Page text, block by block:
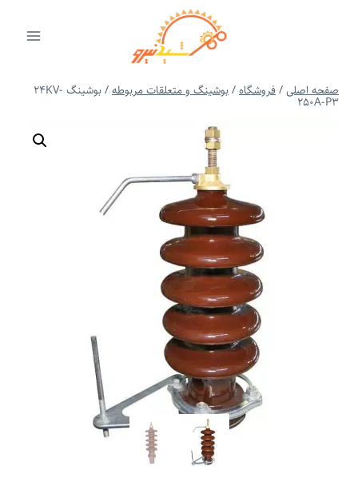
صفحه اصلی/فروشگاه/بوشینگ و متعلقات مربوطه/ بوشینگ 24KV-
250A-P3